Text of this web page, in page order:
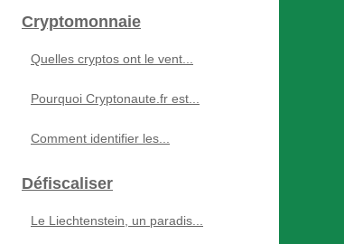
Cryptomonnaie
Quelles cryptos ont le vent...
Pourquoi Cryptonaute.fr est...
Comment identifier les...
Défiscaliser
Le Liechtenstein, un paradis...